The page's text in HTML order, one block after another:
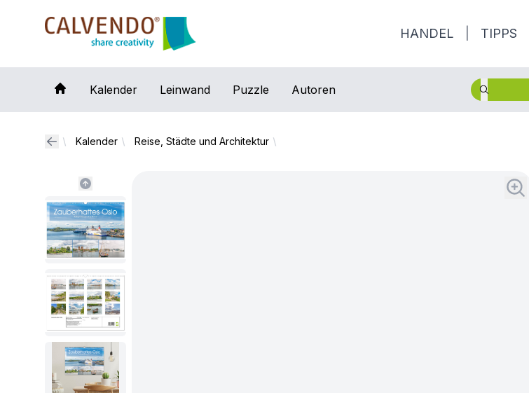
Calvendo
HANDEL TIPPS
Kalender Leinwand Puzzle Autoren
Kalender Reise, Städte und Architektur